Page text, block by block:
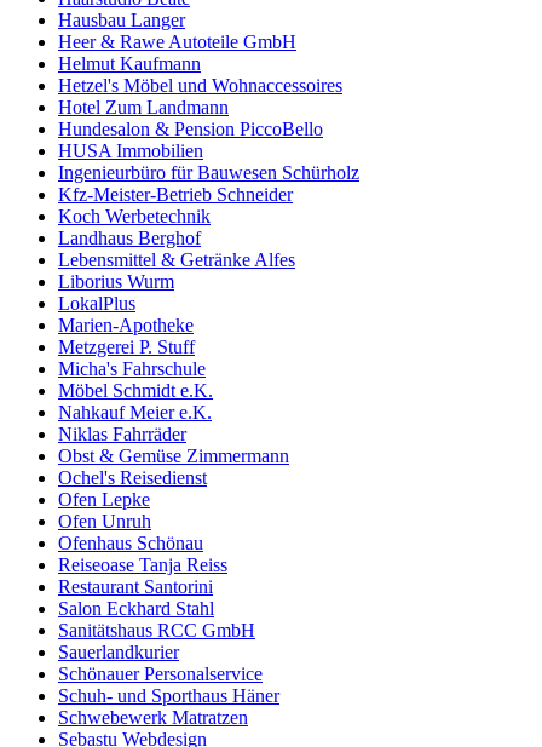
Hausbau Langer
Heer & Rawe Autoteile GmbH
Helmut Kaufmann
Hetzel's Möbel und Wohnaccessoires
Hotel Zum Landmann
Hundesalon & Pension PiccoBello
HUSA Immobilien
Ingenieurbüro für Bauwesen Schürholz
Kfz-Meister-Betrieb Schneider
Koch Werbetechnik
Landhaus Berghof
Lebensmittel & Getränke Alfes
Liborius Wurm
LokalPlus
Marien-Apotheke
Metzgerei P. Stuff
Micha's Fahrschule
Möbel Schmidt e.K.
Nahkauf Meier e.K.
Niklas Fahrräder
Obst & Gemüse Zimmermann
Ochel's Reisedienst
Ofen Lepke
Ofen Unruh
Ofenhaus Schönau
Reiseoase Tanja Reiss
Restaurant Santorini
Salon Eckhard Stahl
Sanitätshaus RCC GmbH
Sauerlandkurier
Schönauer Personalservice
Schuh- und Sporthaus Häner
Schwebewerk Matratzen
Sebastu Webdesign